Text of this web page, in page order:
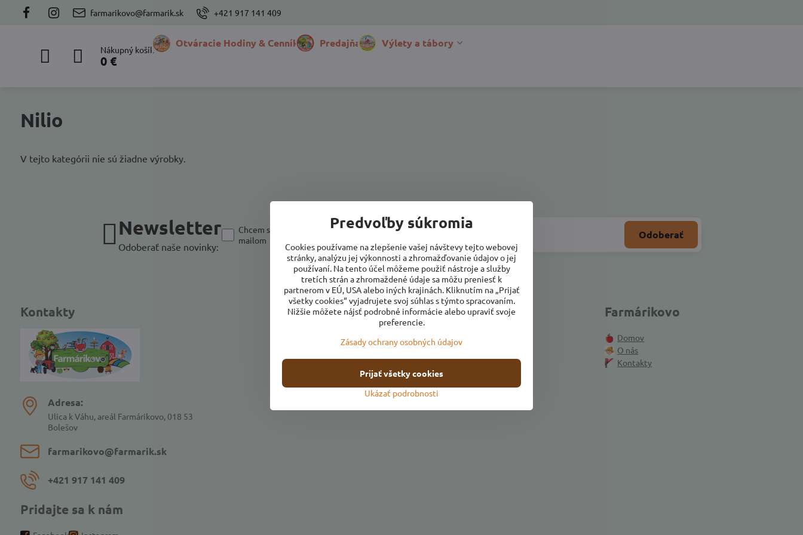
farmarikovo@farmarik.sk +421 917 141 409
Nákupný košík
0 €
Otváracie Hodiny & Cenník Predajňa Výlety a tábory
Nilio
V tejto kategórii nie sú žiadne výrobky.
Newsletter
Odoberať naše novinky:
Odoberať
Chcem sa prihlásiť k odberu noviniek e-
mailom
Kontakty
Adresa:
Ulica k Váhu, areál Farmárikovo, 018 53
Bolešov
farmarikovo​@farmarik​.sk
+421 917 141 409
Pridajte sa k nám
Všetko o nákupe
Obchodné podmienky
Ochrana osobných údajov
Odstúpenie od zmluvy
Farmárikovo
Domov
O nás
Kontakty
Predvoľby súkromia
Cookies používame na zlepšenie vašej návštevy tejto webovej
stránky, analýzu jej výkonnosti a zhromažďovanie údajov o jej
používaní. Na tento účel môžeme použiť nástroje a služby
tretích strán a zhromaždené údaje sa môžu preniesť k
partnerom v EÚ, USA alebo iných krajinách. Kliknutím na „Prijať
všetky cookies“ vyjadrujete svoj súhlas s týmto spracovaním.
Nižšie môžete nájsť podrobné informácie alebo upraviť svoje
preferencie.
Zásady ochrany osobných údajov
Ukázať podrobnosti
Prijať všetky cookies